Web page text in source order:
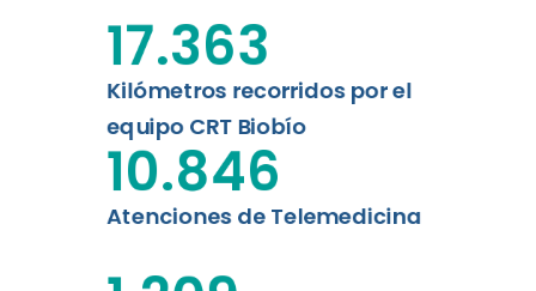
Leer más
Kilómetros recorridos por el
equipo CRT Biobío
17.363
Atenciones de Telemedicina
10.846